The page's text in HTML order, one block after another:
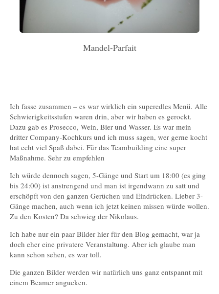
Mandel-Parfait
Ich fasse zusammen – es war wirklich ein superedles Menü. Alle
Schwierigkeitsstufen waren drin, aber wir haben es gerockt.
Dazu gab es Prosecco, Wein, Bier und Wasser. Es war mein
dritter Company-Kochkurs und ich muss sagen, wer gerne kocht
hat echt viel Spaß dabei. Für das Teambuilding eine super
Maßnahme. Sehr zu empfehlen
Ich würde dennoch sagen, 5-Gänge und Start um 18:00 (es ging
bis 24:00) ist anstrengend und man ist irgendwann zu satt und
erschöpft von den ganzen Gerüchen und Eindrücken. Lieber 3-
Gänge machen, auch wenn ich jetzt keinen missen würde wollen.
Zu den Kosten? Da schwieg der Nikolaus.
Ich habe nur ein paar Bilder hier für den Blog gemacht, war ja
doch eher eine privatere Veranstaltung. Aber ich glaube man
kann schon sehen, es war toll.
Die ganzen Bilder werden wir natürlich uns ganz entspannt mit
einem Beamer angucken.